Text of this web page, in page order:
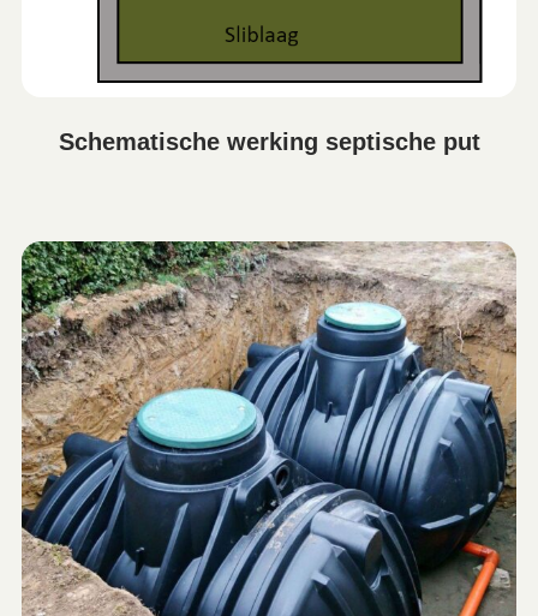
Schematische werking septische put